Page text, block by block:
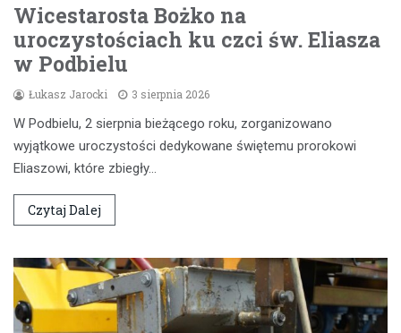
Wicestarosta Bożko na
uroczystościach ku czci św. Eliasza
w Podbielu
Łukasz Jarocki 3 sierpnia 2026
W Podbielu, 2 sierpnia bieżącego roku, zorganizowano
wyjątkowe uroczystości dedykowane świętemu prorokowi
Eliaszowi, które zbiegły…
Czytaj Dalej